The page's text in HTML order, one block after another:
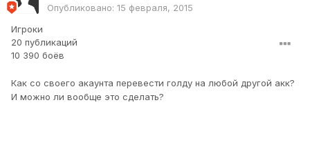
Опубликовано: 15 февраля, 2015
Игроки
20 публикаций
10 390 боёв
Как со своего акаунта перевести голду на любой другой акк?
И можно ли вообще это сделать?